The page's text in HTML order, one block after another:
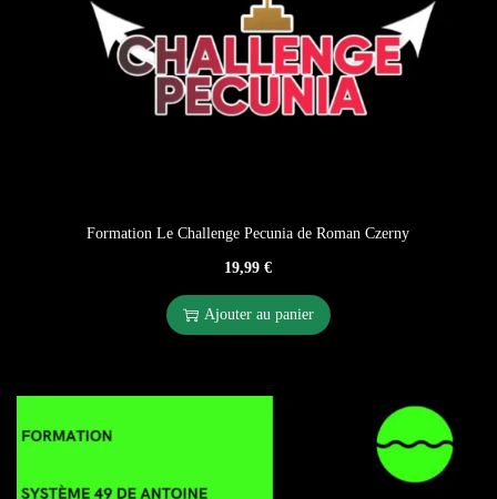
Formation Le Challenge Pecunia de Roman Czerny
19,99€
Ajouter au panier